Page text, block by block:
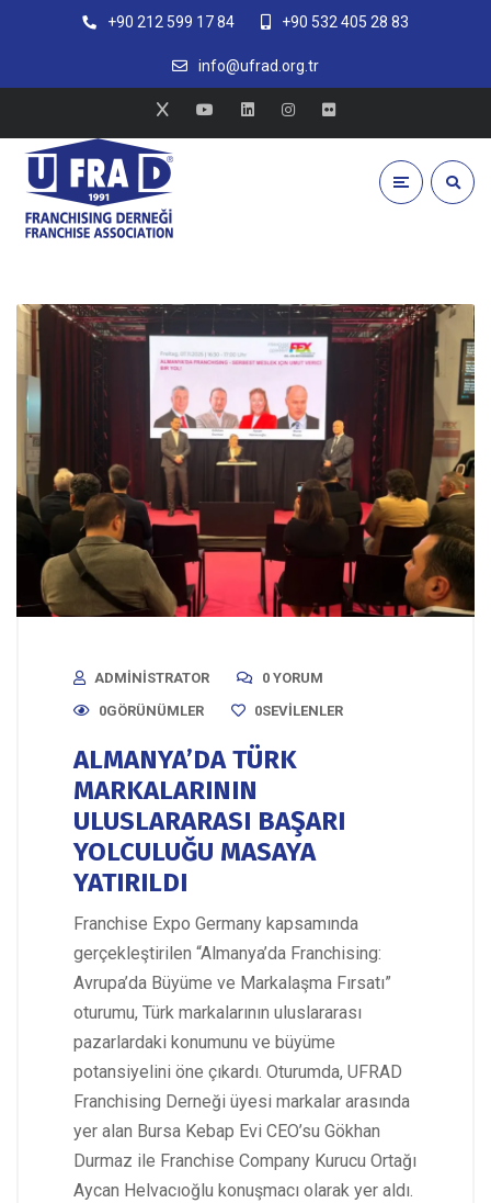
+90 212 599 17 84 +90 532 405 28 83
info@ufrad.org.tr
ADMINISTRATOR
0 YORUM
0GÖRÜNÜMLER
0SEVILENLER
ALMANYA’DA TÜRK
MARKALARININ
ULUSLARARASI BAŞARI
YOLCULUĞU MASAYA
YATIRILDI
Franchise Expo Germany kapsamında
gerçekleştirilen “Almanya’da Franchising:
Avrupa’da Büyüme ve Markalaşma Fırsatı”
oturumu, Türk markalarının uluslararası
pazarlardaki konumunu ve büyüme
potansiyelini öne çıkardı. Oturumda, UFRAD
Franchising Derneği üyesi markalar arasında
yer alan Bursa Kebap Evi CEO’su Gökhan
Durmaz ile Franchise Company Kurucu Ortağı
Aycan Helvacıoğlu konuşmacı olarak yer aldı.